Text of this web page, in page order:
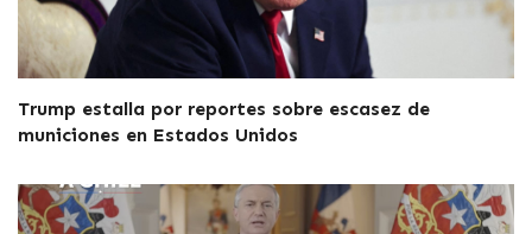
Trump estalla por reportes sobre escasez de
municiones en Estados Unidos